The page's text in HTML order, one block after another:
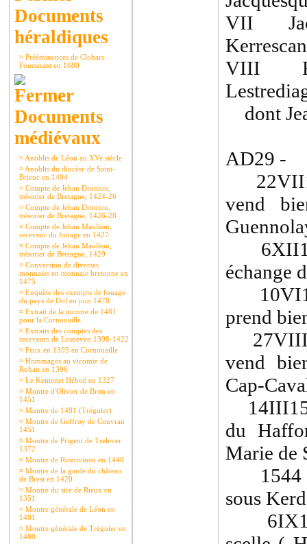
Documents
héraldiques
¤ Prééminences de Clohars-
Fouesnant en 1680
Documents
médiévaux
¤ Anoblis de Léon au XVe siècle
¤ Anoblis du diocèse de Saint-
Brieuc en 1494
¤ Compte de Jehan Droniou,
trésorier de Bretagne, 1424-26
¤ Compte de Jehan Droniou,
trésorier de Bretagne, 1426-28
¤ Compte de Jehan Mauléon,
receveur du fouage en 1427
¤ Compte de Jehan Mauléon,
trésorier de Bretagne, 1429
¤ Conversion de diverses
monnaies en monnaie bretonne en
1475
¤ Enquête des exempts de fouage
du pays de Dol en juin 1478.
¤ Extrait de la montre de 1481
pour la Cornouaille
¤ Extraits des comptes des
receveurs de Lesneven 1398-1422
¤ Feux en 1395 en Cornouaille
¤ Hommages au vicomte de
Rohan en 1396
¤ Le Kemenet Héboé en 1327
¤ Montre d'Olivier de Bron en
1451
¤ Montre de 1481 (Tréguier)
¤ Montre de Geffroy de Couvran
1451
¤ Montre de Prigent de Trelever
1372
¤ Montre de Rosnivinen en 1448
¤ Montre de la garde du château
de Brest en 1420
¤ Montre du sire de Rieux en
1351
¤ Montre générale de Léon en
1481
¤ Montre générale de Tréguier en
1480.
VII
VIII
dont
AD29 -
vend
échange
prend
vend
Cap-
du
Marie de
1544 :
sous